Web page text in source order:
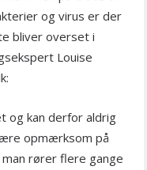
og virus er der
bliver overset i
Louise
og kan derfor aldrig
opmærksom på
rører flere gange